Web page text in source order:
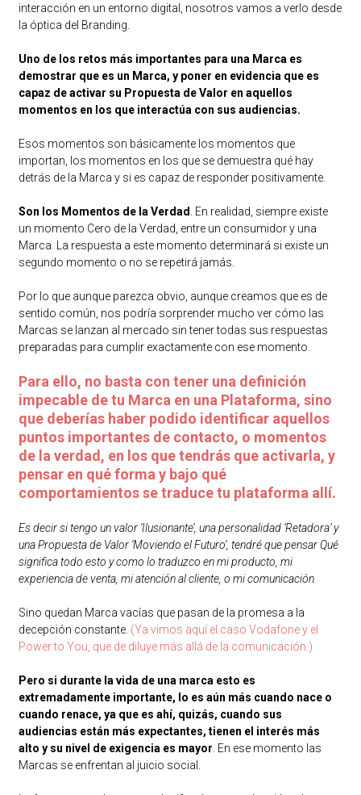
interacción en un entorno digital, nosotros vamos a verlo desde
la óptica del Branding.
Uno de los retos más importantes para una Marca es
demostrar que es un Marca, y poner en evidencia que es
capaz de activar su Propuesta de Valor en aquellos
momentos en los que interactúa con sus audiencias.
Esos momentos son básicamente los momentos que
importan, los momentos en los que se demuestra qué hay
detrás de la Marca y si es capaz de responder positivamente.
Son los Momentos de la Verdad . En realidad, siempre existe
un momento Cero de la Verdad, entre un consumidor y una
Marca. La respuesta a este momento determinará si existe un
segundo momento o no se repetirá jamás.
Por lo que aunque parezca obvio, aunque creamos que es de
sentido común, nos podría sorprender mucho ver cómo las
Marcas se lanzan al mercado sin tener todas sus respuestas
preparadas para cumplir exactamente con ese momento.
Para ello, no basta con tener una definición
impecable de tu Marca en una Plataforma, sino
que deberías haber podido identificar aquellos
puntos importantes de contacto, o momentos
de la verdad, en los que tendrás que activarla, y
pensar en qué forma y bajo qué
comportamientos se traduce tu plataforma allí.
Es decir si tengo un valor ‘Ilusionante’, una personalidad ‘Retadora’ y
una Propuesta de Valor ‘Moviendo el Futuro’, tendré que pensar Qué
significa todo esto y como lo traduzco en mi producto, mi
experiencia de venta, mi atención al cliente, o mi comunicación.
Sino quedan Marca vacías que pasan de la promesa a la
decepción constante. (Ya vimos aquí el caso Vodafone y el
Power to You, que de diluye más allá de la comunicación.)
Pero si durante la vida de una marca esto es
extremadamente importante, lo es aún más cuando nace o
cuando renace, ya que es ahí, quizás, cuando sus
audiencias están más expectantes, tienen el interés más
alto y su nivel de exigencia es mayor . En ese momento las
Marcas se enfrentan al juicio social.